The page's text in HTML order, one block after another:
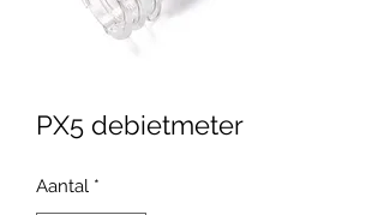
PX5 debietmeter
Aantal *